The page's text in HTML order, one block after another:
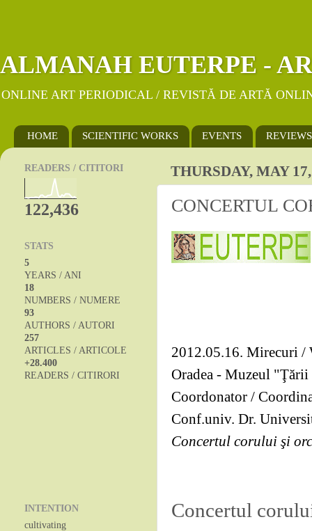
ALMANAH EUTERPE -
ONLINE ART PERIODICAL / REVISTĂ DE ARTĂ
HOME SCIENTIFIC WORKS EVENTS REVIEWS
THURSDAY, MAY
CONCERTUL
2012.05.16. Mirecuri /
Oradea - Muzeul
Coordonator /
Conf.univ. Dr.
Concertul corului şi
Concertul
READERS / CITITORI
122,436
STATS
5
YEARS / ANI
18
NUMBERS / NUMERE
93
AUTHORS / AUTORI
257
ARTICLES / ARTICOLE
+28.400
READERS / CITIRORI
INTENTION
cultivating